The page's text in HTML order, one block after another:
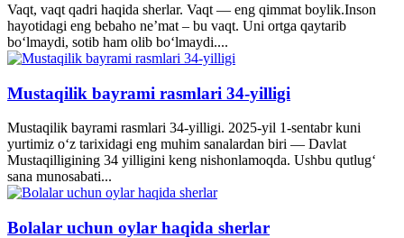
Vaqt, vaqt qadri haqida sherlar. Vaqt — eng qimmat boylik.Inson
hayotidagi eng bebaho ne’mat – bu vaqt. Uni ortga qaytarib
bo‘lmaydi, sotib ham olib bo‘lmaydi....
Mustaqilik bayrami rasmlari 34-yilligi
Mustaqilik bayrami rasmlari 34-yilligi. 2025-yil 1-sentabr kuni
yurtimiz o‘z tarixidagi eng muhim sanalardan biri — Davlat
Mustaqilligining 34 yilligini keng nishonlamoqda. Ushbu qutlug‘
sana munosabati...
Bolalar uchun oylar haqida sherlar